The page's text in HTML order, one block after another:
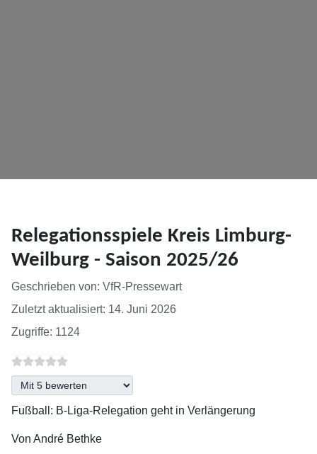
Relegationsspiele Kreis Limburg-
Weilburg - Saison 2025/26
Details
Geschrieben von: VfR-Pressewart
Zuletzt aktualisiert: 14. Juni 2026
Zugriffe: 1124
Bitte bewerten
Fußball: B-Liga-Relegation geht in Verlängerung
Von André Bethke